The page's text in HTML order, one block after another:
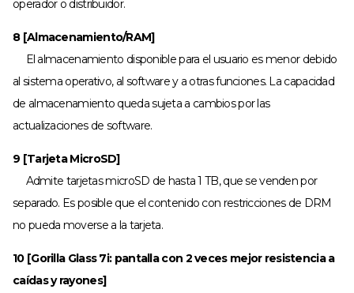
operador o distribuidor.
8 [Almacenamiento/RAM]
El almacenamiento disponible para el usuario es menor debido
al sistema operativo, al software y a otras funciones. La capacidad
de almacenamiento queda sujeta a cambios por las
actualizaciones de software.
9 [Tarjeta MicroSD]
Admite tarjetas microSD de hasta 1 TB, que se venden por
separado. Es posible que el contenido con restricciones de DRM
no pueda moverse a la tarjeta.
10 [Gorilla Glass 7i: pantalla con 2 veces mejor resistencia a
caídas y rayones]